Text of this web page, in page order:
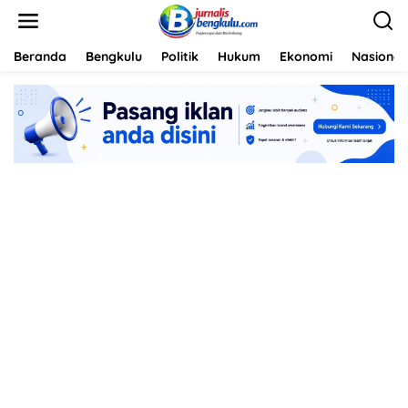
Beranda Bengkulu Politik Hukum Ekonomi Nasional